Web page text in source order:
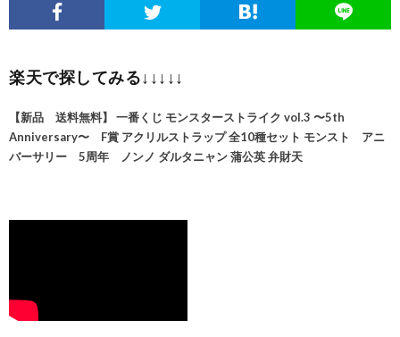
楽天で探してみる↓↓↓↓↓
【新品 送料無料】 一番くじ モンスターストライク vol.3 〜5th
Anniversary〜 F賞 アクリルストラップ 全10種セット モンスト アニ
バーサリー 5周年 ノンノ ダルタニャン 蒲公英 弁財天